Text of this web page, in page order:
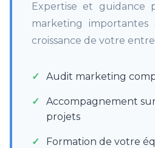
Expertise et guidance
marketing
croissance de votre
Audit marketing
Accompagnement
projets
Formation de votre